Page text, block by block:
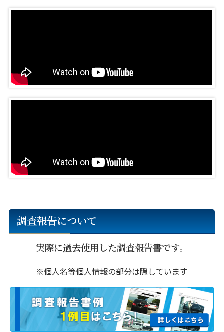
調査報告について
実際に過去使用した調査報告書です。
※個人名等個人情報の部分は隠しています